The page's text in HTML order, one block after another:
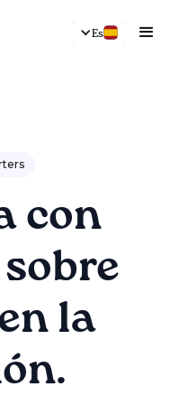
Es
con
la